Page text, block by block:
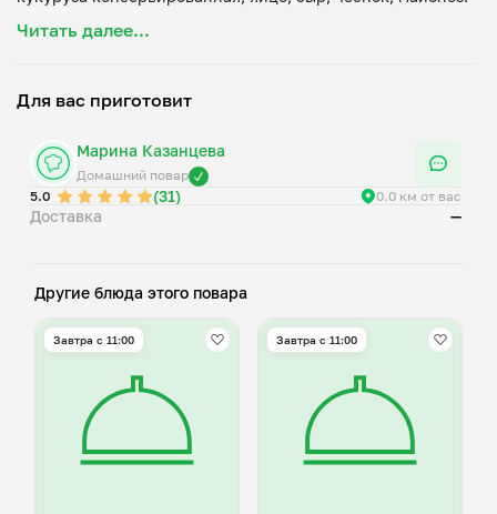
Читать далее...
Для вас приготовит
Марина Казанцева
Домашний повар
5.0
(31) 0.0 км от вас
Доставка —
Другие блюда этого повара
Завтра c 11:00 Завтра c 11:00